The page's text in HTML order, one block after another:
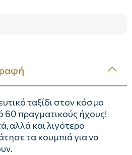
ταξίδι στον κόσμο
πραγματικούς ήχους!
αλλά και λιγότερο
τα κουμπιά για να